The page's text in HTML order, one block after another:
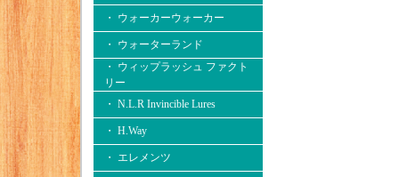
・ ウォーカーウォーカー
・ ウォーターランド
・ ウィップラッシュ ファクト
リー
・ N.L.R Invincible Lures
・ H.Way
・ エレメンツ